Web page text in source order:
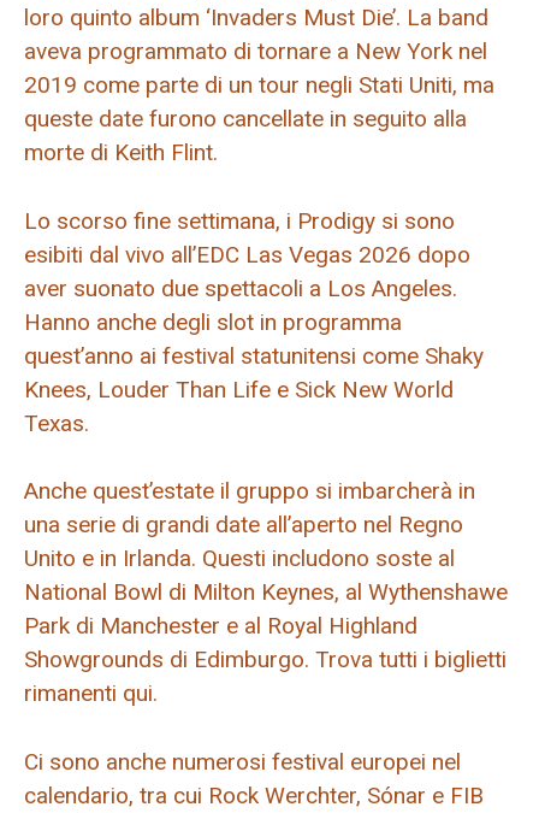
loro quinto album ‘Invaders Must Die’. La band
aveva programmato di tornare a New York nel
2019 come parte di un tour negli Stati Uniti, ma
queste date furono cancellate in seguito alla
morte di Keith Flint.
Lo scorso fine settimana, i Prodigy si sono
esibiti dal vivo all’EDC Las Vegas 2026 dopo
aver suonato due spettacoli a Los Angeles.
Hanno anche degli slot in programma
quest’anno ai festival statunitensi come Shaky
Knees, Louder Than Life e Sick New World
Texas.
Anche quest’estate il gruppo si imbarcherà in
una serie di grandi date all’aperto nel Regno
Unito e in Irlanda. Questi includono soste al
National Bowl di Milton Keynes, al Wythenshawe
Park di Manchester e al Royal Highland
Showgrounds di Edimburgo. Trova tutti i biglietti
rimanenti qui.
Ci sono anche numerosi festival europei nel
calendario, tra cui Rock Werchter, Sónar e FIB